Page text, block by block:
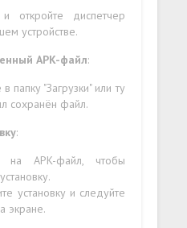
откройте диспетчер
устройстве.
APK-файл:
папку "Загрузки" или ту
сохранён файл.
:
на APK-файл, чтобы
установку и следуйте
экране.